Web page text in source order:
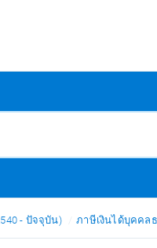
- ปัจจุบัน) ภาษีเงินได้บุคคล